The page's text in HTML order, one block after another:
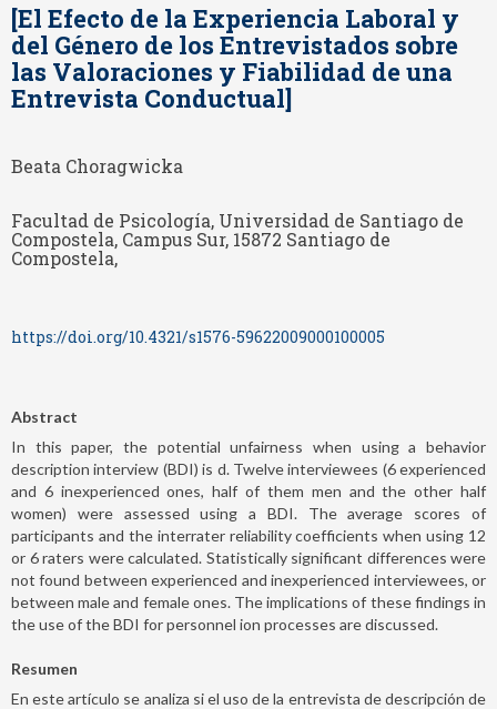
[El Efecto de la Experiencia Laboral y
del Género de los Entrevistados sobre
las Valoraciones y Fiabilidad de una
Entrevista Conductual]
Beata Choragwicka
Facultad de Psicología, Universidad de Santiago de
Compostela, Campus Sur, 15872 Santiago de
Compostela,
https://doi.org/10.4321/s1576-59622009000100005
Abstract
In this paper, the potential unfairness when using a behavior
description interview (BDI) is d. Twelve interviewees (6 experienced
and 6 inexperienced ones, half of them men and the other half
women) were assessed using a BDI. The average scores of
participants and the interrater reliability coefficients when using 12
or 6 raters were calculated. Statistically significant differences were
not found between experienced and inexperienced interviewees, or
between male and female ones. The implications of these findings in
the use of the BDI for personnel ion processes are discussed.
Resumen
En este artículo se analiza si el uso de la entrevista de descripción de